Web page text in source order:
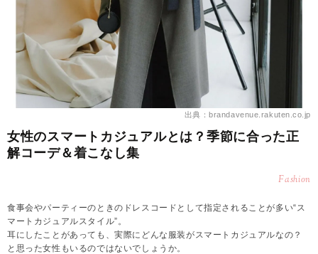
出典：brandavenue.rakuten.co.jp
女性のスマートカジュアルとは？季節に合った正
解コーデ＆着こなし集
Fashion
食事会やパーティーのときのドレスコードとして指定されることが多い“ス
マートカジュアルスタイル”。
耳にしたことがあっても、実際にどんな服装がスマートカジュアルなの？
と思った女性もいるのではないでしょうか。